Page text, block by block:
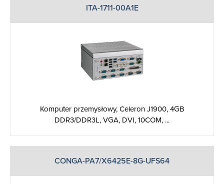
ITA-1711-00A1E
Komputer przemysłowy, Celeron J1900, 4GB
DDR3/DDR3L, VGA, DVI, 10COM, ...
CONGA-PA7/X6425E-8G-UFS64